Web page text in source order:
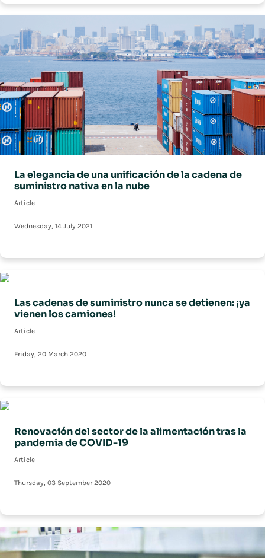
La elegancia de una unificación de la cadena de
suministro nativa en la nube
Article
Wednesday, 14 July 2021
Las cadenas de suministro nunca se detienen: ¡ya
vienen los camiones!
Article
Friday, 20 March 2020
Renovación del sector de la alimentación tras la
pandemia de COVID-19
Article
Thursday, 03 September 2020